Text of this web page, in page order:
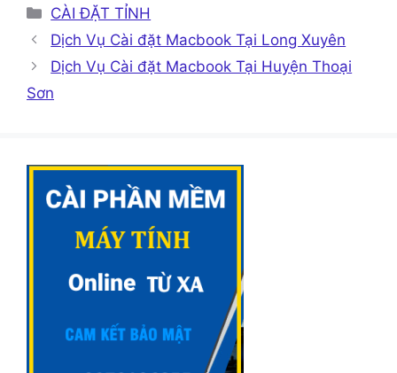
Danh
mục
CÀI ĐẶT TỈNH
Dịch Vụ Cài đặt Macbook Tại Long Xuyên
Dịch Vụ Cài đặt Macbook Tại Huyện Thoại
Sơn